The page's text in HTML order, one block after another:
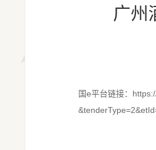
广州
国e平台链接：